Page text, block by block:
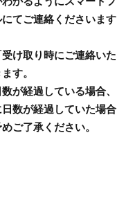
てご連絡くださいます
け取り時にご連絡いた
す。
が経過している場合、
数が経過していた場合
ご了承ください。